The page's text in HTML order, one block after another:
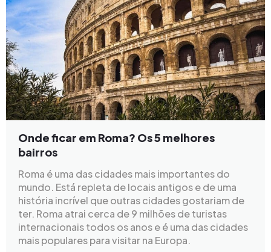
Onde ficar em Roma? Os 5 melhores
bairros
Roma é uma das cidades mais importantes do
mundo. Está repleta de locais antigos e de uma
história incrível que outras cidades gostariam de
ter. Roma atrai cerca de 9 milhões de turistas
internacionais todos os anos e é uma das cidades
mais populares para visitar na Europa.